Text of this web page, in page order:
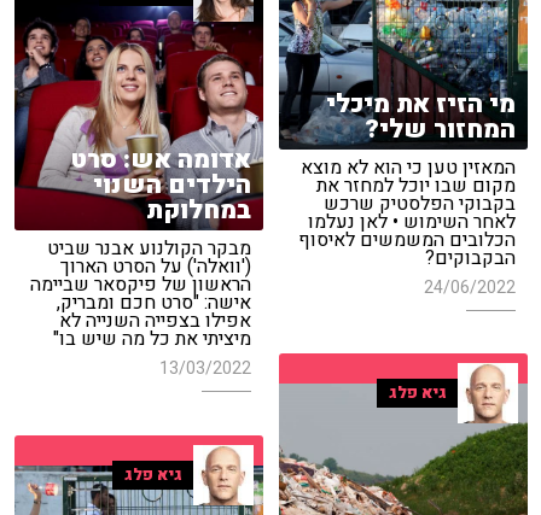
מי הזיז את מיכלי
המחזור שלי?
המאזין טען כי הוא לא מוצא
מקום שבו יוכל למחזר את
בקבוקי הפלסטיק שרכש
לאחר השימוש • לאן נעלמו
הכלובים המשמשים לאיסוף
הבקבוקים?
24/06/2022
אדומה אש: סרט
הילדים השנוי
במחלוקת
מבקר הקולנוע אבנר שביט
('וואלה') על הסרט הארוך
הראשון של פיקסאר שביימה
אישה: "סרט חכם ומבריק,
אפילו בצפייה השנייה לא
מיציתי את כל מה שיש בו"
13/03/2022
גיא פלג
גיא פלג